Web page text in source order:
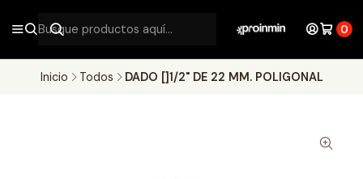
0
Inicio Todos DADO []1/2" DE 22 MM. POLIGONAL